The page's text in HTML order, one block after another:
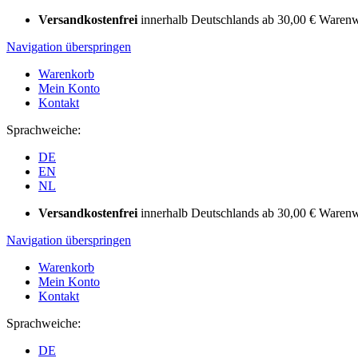
Versandkostenfrei innerhalb Deutschlands ab 30,00 €
Navigation überspringen
Warenkorb
Mein Konto
Kontakt
Sprachweiche:
DE
EN
NL
Versandkostenfrei innerhalb Deutschlands ab 30,00 €
Navigation überspringen
Warenkorb
Mein Konto
Kontakt
Sprachweiche:
DE